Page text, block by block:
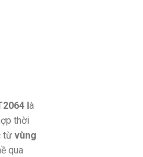
là
thời
từ vùng
qua